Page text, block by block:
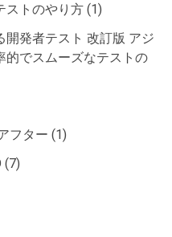
ストのやり方 (1)
開発者テスト 改訂版 アジ
的でスムーズなテストの
フター (1)
(7)